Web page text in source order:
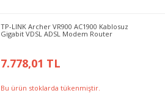
TP-LINK Archer VR900 AC1900 Kablosuz
Gigabit VDSL ADSL Modem Router
7.778,01 TL
Bu ürün stoklarda tükenmiştir.